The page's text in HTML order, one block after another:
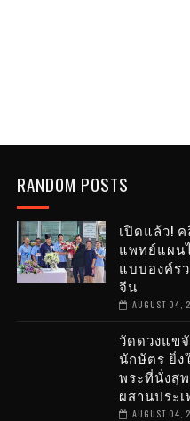
RANDOM POSTS
เปิดแล้ว!
แพทย์แผน
แบบองค์ร
จีน
AUGUST 04,
วัดดวงแข
นักษัตร ยิ่ง
พระที่นั่งสุ
ผสานประ
AUGUST 04,